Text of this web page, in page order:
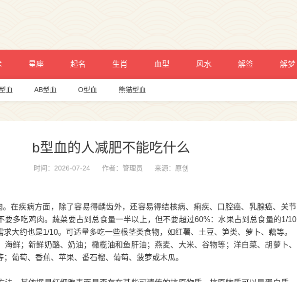
星座 起名 生肖 血型 风水 解签 解梦
血 AB型血 O型血 熊猫型血
b型血的人减肥不能吃什么
时间：2026-07-24 作者：管理员 来源：原创
。在疾病方面，除了容易得龋齿外，还容易得结核病、痢疾、口腔癌、乳腺癌、关节
要多吃鸡肉。蔬菜要占到总食量一半以上，但不要超过60%：水果占到总食量的1/10
大约也是1/10。可适量多吃一些根茎类食物，如红薯、土豆、笋类、萝卜、藕等。
海鲜；新鲜奶酪、奶油；橄榄油和鱼肝油；燕麦、大米、谷物等；洋白菜、胡萝卜、
；葡萄、香蕉、苹果、番石榴、葡萄、菠萝或木瓜。